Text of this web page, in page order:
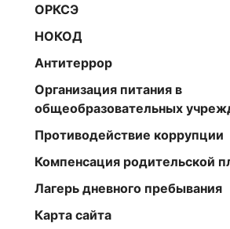
ОРКСЭ
НОКОД
Антитеррор
Организация питания в
общеобразовательных
Противодействие коррупции
Компенсация родительской
Лагерь дневного пребывания
Карта сайта